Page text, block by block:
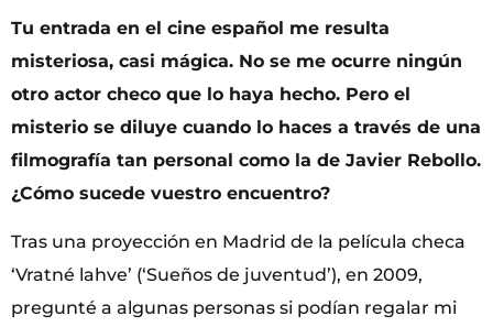
Tu entrada en el cine español me resulta
misteriosa, casi mágica. No se me ocurre ningún
otro actor checo que lo haya hecho. Pero el
misterio se diluye cuando lo haces a través de una
filmografía tan personal como la de Javier Rebollo.
¿Cómo sucede vuestro encuentro?
Tras una proyección en Madrid de la película checa
‘Vratné lahve’ (‘Sueños de juventud’), en 2009,
pregunté a algunas personas si podían regalar mi